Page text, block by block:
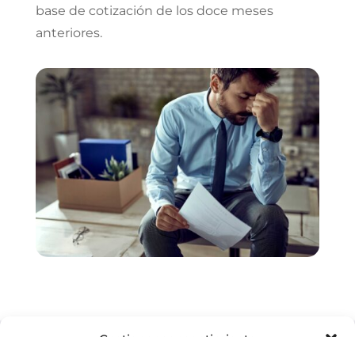
base de cotización de los doce meses
anteriores.